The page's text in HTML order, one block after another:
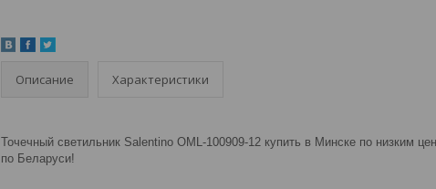
Описание Характеристики
Точечный светильник Salentino OML-100909-12 купить в Минске по низким
по Беларуси!